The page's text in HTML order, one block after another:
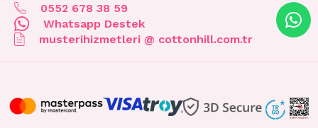
0552 678 38 59
Whatsapp Destek
musterihizmetleri @ cottonhill.com.tr